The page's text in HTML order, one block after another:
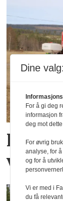
Her
Dine valg:
For å gi deg
informasjon
deg mot
For øvrig
analyse, for
og for å
Vi er med i
du få